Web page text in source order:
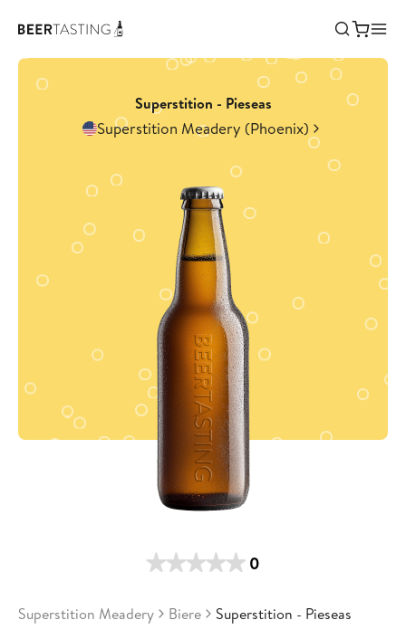
Superstition - Pieseas
Superstition Meadery (Phoenix)
0
Superstition Meadery Biere Superstition - Pieseas